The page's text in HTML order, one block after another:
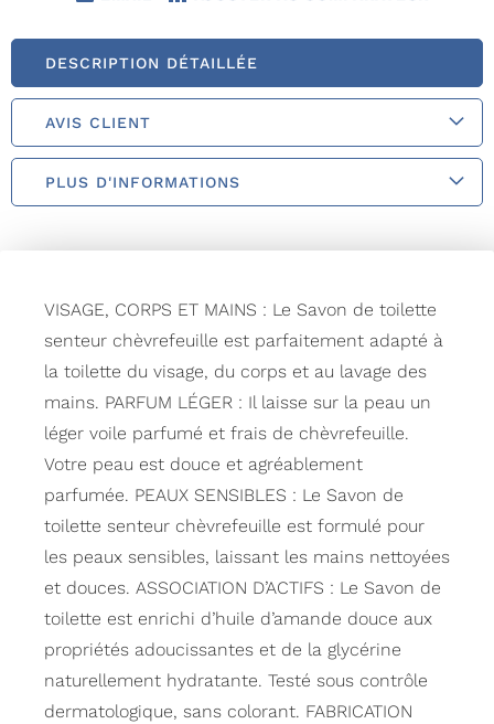
DESCRIPTION DÉTAILLÉE
AVIS CLIENT
PLUS D'INFORMATIONS
VISAGE, CORPS ET MAINS : Le Savon de toilette
senteur chèvrefeuille est parfaitement adapté à
la toilette du visage, du corps et au lavage des
mains. PARFUM LÉGER : Il laisse sur la peau un
léger voile parfumé et frais de chèvrefeuille.
Votre peau est douce et agréablement
parfumée. PEAUX SENSIBLES : Le Savon de
toilette senteur chèvrefeuille est formulé pour
les peaux sensibles, laissant les mains nettoyées
et douces. ASSOCIATION D’ACTIFS : Le Savon de
toilette est enrichi d’huile d’amande douce aux
propriétés adoucissantes et de la glycérine
naturellement hydratante. Testé sous contrôle
dermatologique, sans colorant. FABRICATION